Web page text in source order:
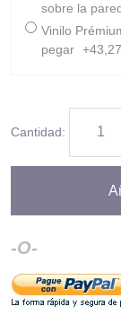
sobre la
Vinilo
pegar
Cantidad:
-O-